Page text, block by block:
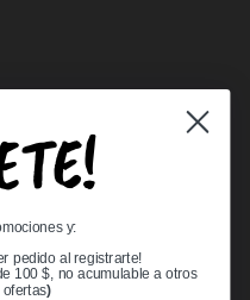
y:
pedido al registrarte!
100 $, no acumulable a otros
ofertas)